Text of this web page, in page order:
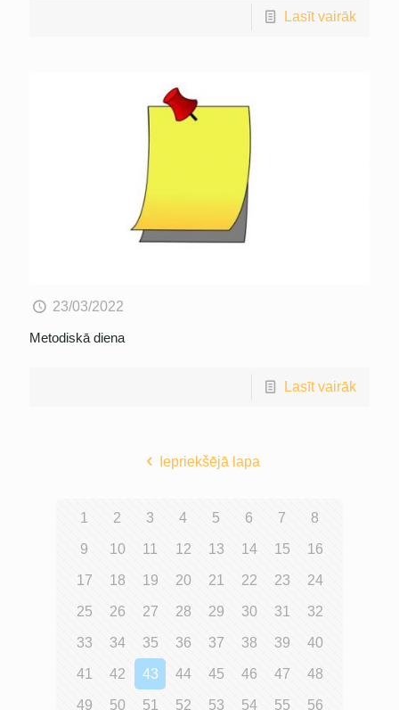
Lasīt vairāk
23/03/2022
Metodiskā diena
Lasīt vairāk
Iepriekšējā lapa
1 2 3 4 5 6 7 8
9 10 11 12 13 14 15 16
17 18 19 20 21 22 23 24
25 26 27 28 29 30 31 32
33 34 35 36 37 38 39 40
41 42 43 44 45 46 47 48
49 50 51 52 53 54 55 56